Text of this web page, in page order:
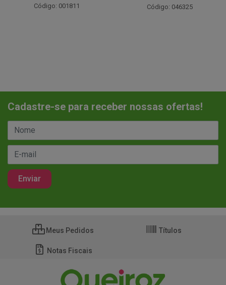
Código: 046325 Código: 037442
Cadastre-se para receber nossas ofertas!
Meus Pedidos Títulos
Notas Fiscais